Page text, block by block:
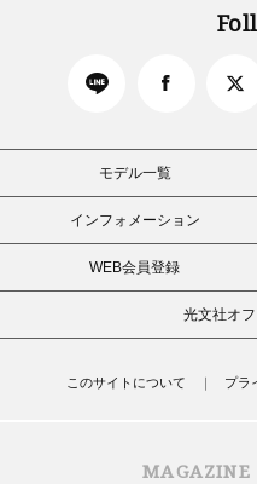
モデル一覧
インフォメーション
WEB会員登録
光文社オ
このサイトについて プラ
MAGAZINE